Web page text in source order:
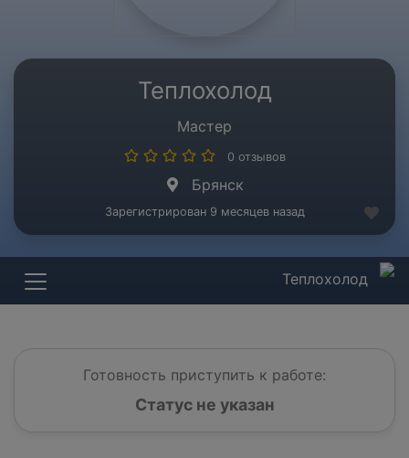
Теплохолод
Мастер
0 отзывов
Брянск
Зарегистрирован 9 месяцев назад
Теплохолод
Готовность приступить к работе:
Статус не указан